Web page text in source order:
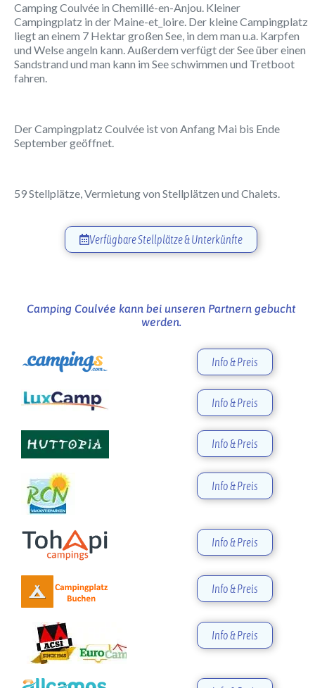
Camping Coulvée in Chemillé-en-Anjou. Kleiner
Campingplatz in der Maine-et_loire. Der kleine Campingplatz
liegt an einem 7 Hektar großen See, in dem man u.a. Karpfen
und Welse angeln kann. Außerdem verfügt der See über einen
Sandstrand und man kann im See schwimmen und Tretboot
fahren.
Der Campingplatz Coulvée ist von Anfang Mai bis Ende
September geöffnet.
59 Stellplätze, Vermietung von Stellplätzen und Chalets.
Verfügbare Stellplätze & Unterkünfte
Camping Coulvée kann bei unseren Partnern gebucht
werden.
Info & Preis
Info & Preis
Info & Preis
Info & Preis
Info & Preis
Info & Preis
Info & Preis